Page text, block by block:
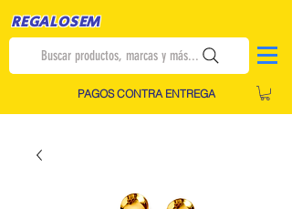
REGALOSEM
Buscar productos, marcas y más...
PAGOS CONTRA ENTREGA